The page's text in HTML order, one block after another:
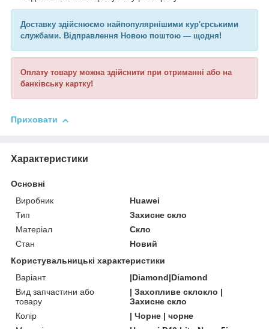
Доставку здійснюємо найпопулярнішими кур'єрськими
службами. Відправлення Новою поштою — щодня!
Оплату товару можна здійснити при отриманні або на
банківську картку!
Приховати
Характеристики
Основні
Виробник
Huawei
Тип
Захисне скло
Матеріал
Скло
Стан
Новий
Користувальницькі характеристики
Варіант
|Diamond|Diamond
Вид запчастини або
товару
| Захопливе склокло |
Захисне скло
Колір
| Чорне | чорне